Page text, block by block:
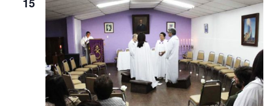
ú
q
u
e
t
a
s
d
e
E